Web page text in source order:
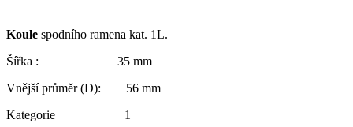
Koule spodního ramena kat. 1L.
Šířka : 35 mm
Vnější průměr (D): 56 mm
Kategorie 1